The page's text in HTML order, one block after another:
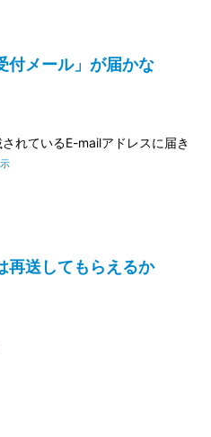
付メール」が届かな
れているE-mailアドレスに届き
再送してもらえるか